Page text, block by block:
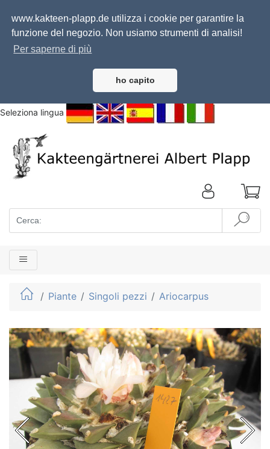
www.kakteen-plapp.de utilizza i cookie per garantire la
funzione del negozio. Non usiamo strumenti di analisi!
Per saperne di più
ho capito
Seleziona lingua
Piante Singoli pezzi Ariocarpus